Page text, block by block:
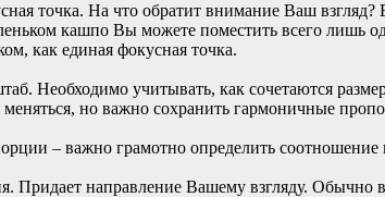
точка. На что обратит внимание Ваш взгляд?
кашпо Вы можете поместить всего лишь
как единая фокусная точка.
Необходимо учитывать, как сочетаются
меняться, но важно сохранить гармоничные
– важно грамотно определить
Придает направление Вашему взгляду.